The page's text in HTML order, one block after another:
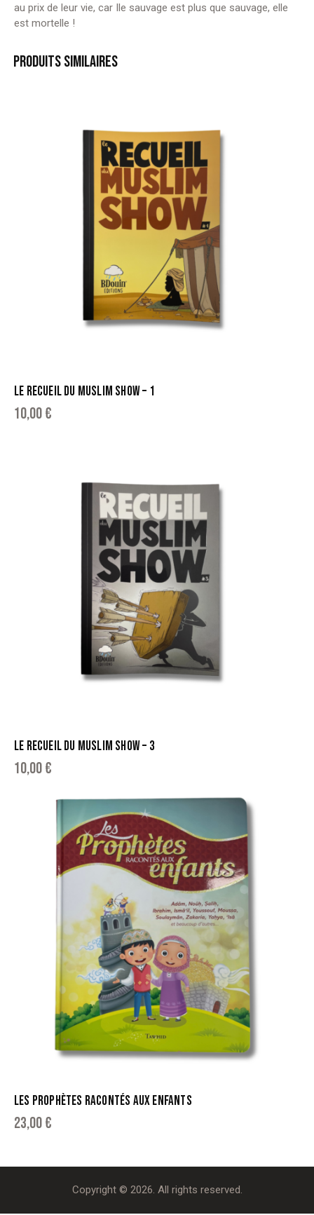
au prix de leur vie, car Ile sauvage est plus que sauvage, elle
est mortelle !
PRODUITS SIMILAIRES
LE RECUEIL DU MUSLIM SHOW – 1
10,00€
LE RECUEIL DU MUSLIM SHOW – 3
10,00€
LES PROPHÈTES RACONTÉS AUX ENFANTS
23,00€
Copyright © 2026. All rights reserved.